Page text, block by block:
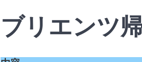
ブリエンツ